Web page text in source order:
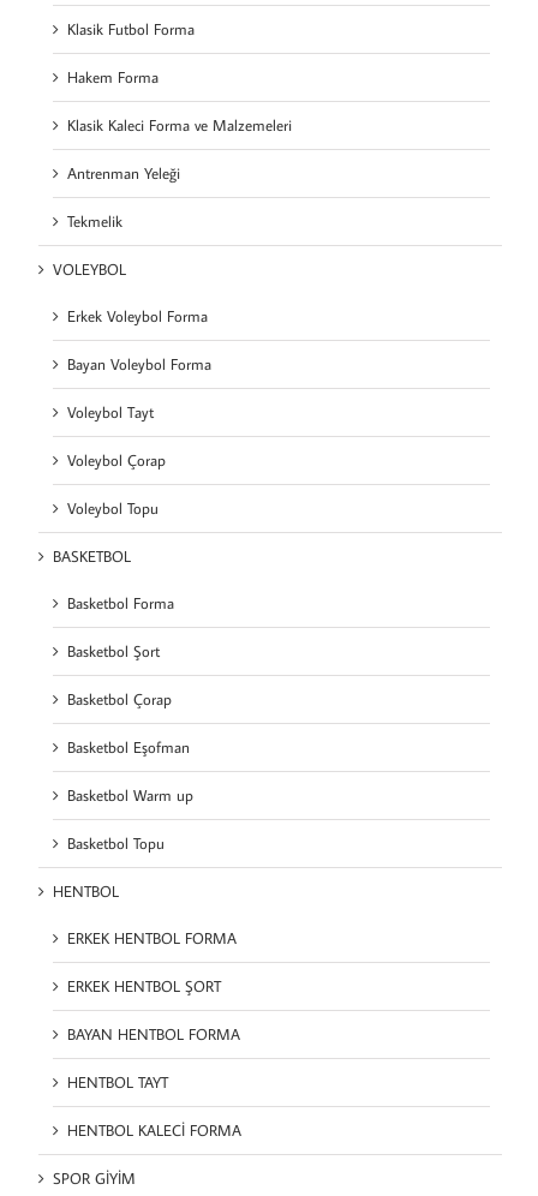
Klasik Futbol Forma
Hakem Forma
Klasik Kaleci Forma ve Malzemeleri
Antrenman Yeleği
Tekmelik
VOLEYBOL
Erkek Voleybol Forma
Bayan Voleybol Forma
Voleybol Tayt
Voleybol Çorap
Voleybol Topu
BASKETBOL
Basketbol Forma
Basketbol Şort
Basketbol Çorap
Basketbol Eşofman
Basketbol Warm up
Basketbol Topu
HENTBOL
ERKEK HENTBOL FORMA
ERKEK HENTBOL ŞORT
BAYAN HENTBOL FORMA
HENTBOL TAYT
HENTBOL KALECİ FORMA
SPOR GİYİM